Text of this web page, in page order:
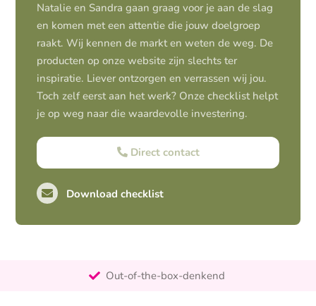
Natalie en Sandra gaan graag voor je aan de slag
en komen met een attentie die jouw doelgroep
raakt. Wij kennen de markt en weten de weg. De
producten op onze website zijn slechts ter
inspiratie. Liever ontzorgen en verrassen wij jou.
Toch zelf eerst aan het werk? Onze checklist helpt
je op weg naar die waardevolle investering.
Direct contact
Download checklist
Out-of-the-box-denkend